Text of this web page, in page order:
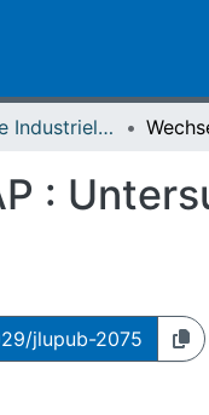
Arbeitspapiere Industrielles Management und Controlling
:
jlupub-2075